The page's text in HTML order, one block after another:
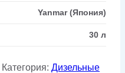
Yanmar (Япония)
30 л
Категория: Дизельные